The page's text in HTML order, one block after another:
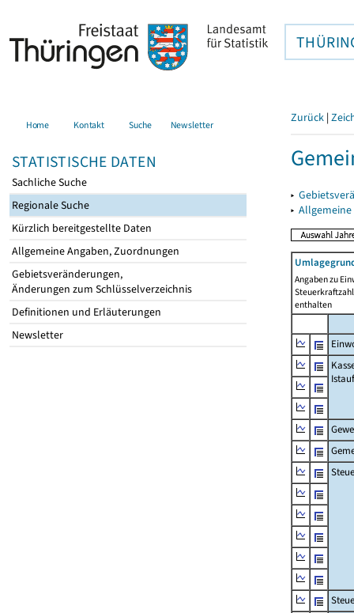
Home Kontakt Suche Newsletter
STATISTISCHE DATEN
Sachliche Suche
Regionale Suche
Kürzlich bereitgestellte Daten
Allgemeine Angaben, Zuordnungen
Gebietsveränderungen,
Änderungen zum Schlüsselverzeichnis
Definitionen und Erläuterungen
Newsletter
Zurück |
▸
▸
Angaben zu
enthalten